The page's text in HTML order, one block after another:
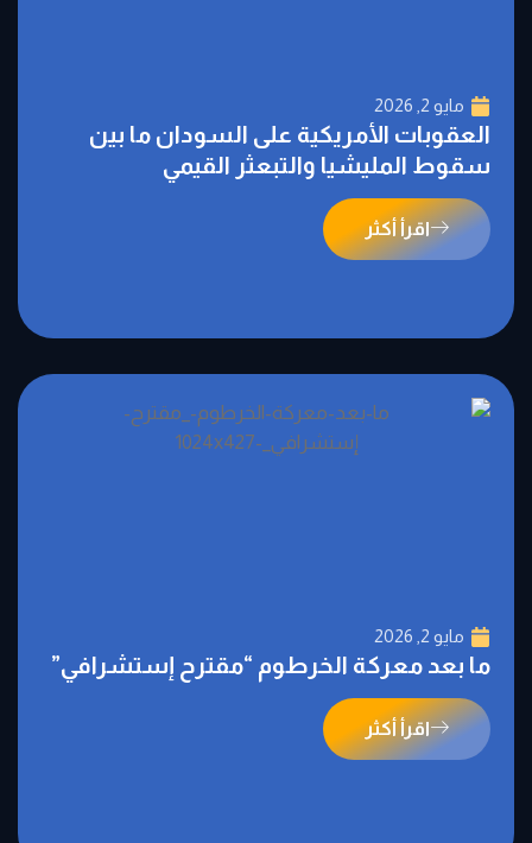
مايو 2, 2026
العقوبات الأمريكية على السودان ما بين
سقوط المليشيا والتبعثر القيمي
اقرأ أكثر
مايو 2, 2026
ما بعد معركة الخرطوم “مقترح إستشرافي”
اقرأ أكثر